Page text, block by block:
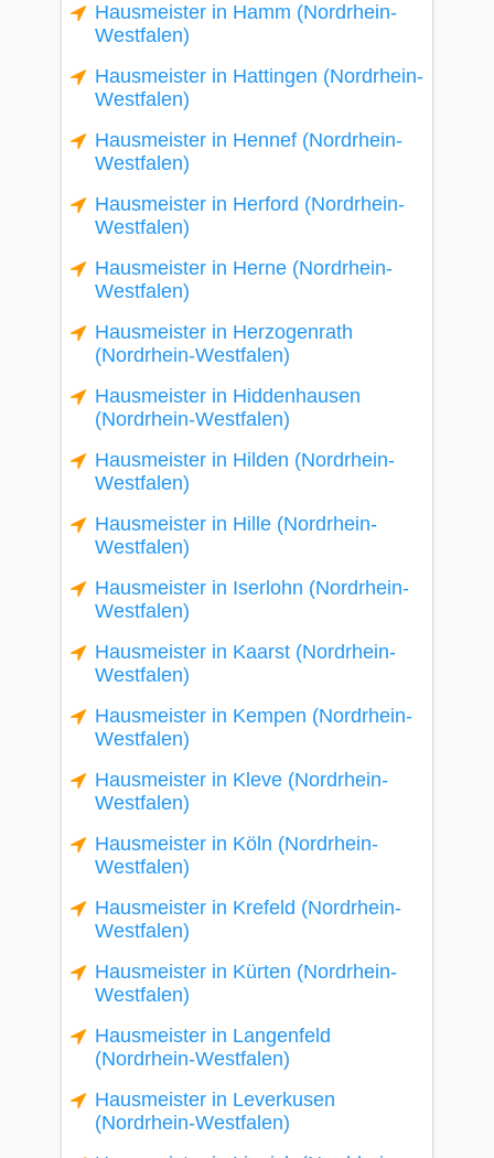
Hausmeister in Hamm (Nordrhein-
Westfalen)
Hausmeister in Hattingen (Nordrhein-
Westfalen)
Hausmeister in Hennef (Nordrhein-
Westfalen)
Hausmeister in Herford (Nordrhein-
Westfalen)
Hausmeister in Herne (Nordrhein-
Westfalen)
Hausmeister in Herzogenrath
(Nordrhein-Westfalen)
Hausmeister in Hiddenhausen
(Nordrhein-Westfalen)
Hausmeister in Hilden (Nordrhein-
Westfalen)
Hausmeister in Hille (Nordrhein-
Westfalen)
Hausmeister in Iserlohn (Nordrhein-
Westfalen)
Hausmeister in Kaarst (Nordrhein-
Westfalen)
Hausmeister in Kempen (Nordrhein-
Westfalen)
Hausmeister in Kleve (Nordrhein-
Westfalen)
Hausmeister in Köln (Nordrhein-
Westfalen)
Hausmeister in Krefeld (Nordrhein-
Westfalen)
Hausmeister in Kürten (Nordrhein-
Westfalen)
Hausmeister in Langenfeld
(Nordrhein-Westfalen)
Hausmeister in Leverkusen
(Nordrhein-Westfalen)